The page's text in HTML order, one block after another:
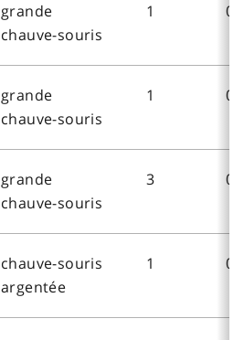
grande
chauve-souris
1 0
grande
chauve-souris
1 0
grande
chauve-souris
3 0
chauve-souris
argentée
1 0